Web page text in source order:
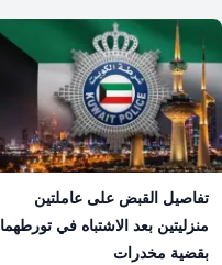
تفاصيل القبض على عاملتين
منزليتين بعد الاشتباه في تورطهما
بقضية مخدرات